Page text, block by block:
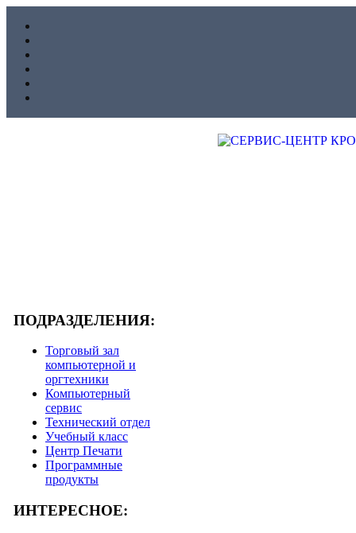
ПОДРАЗДЕЛЕНИЯ:
Торговый зал
компьютерной и
оргтехники
Компьютерный
сервис
Технический отдел
Учебный класс
Центр Печати
Программные
продукты
ИНТЕРЕСНОЕ: